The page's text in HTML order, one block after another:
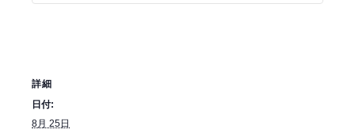
詳細
日付:
8月 25日